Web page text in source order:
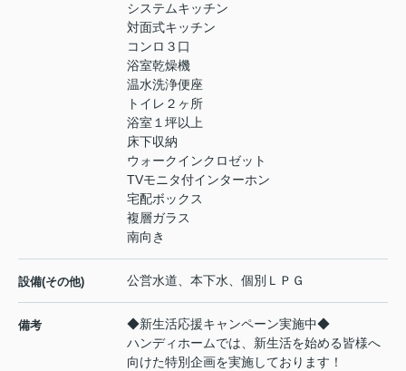
システムキッチン
対面式キッチン
コンロ３口
浴室乾燥機
温水洗浄便座
トイレ２ヶ所
浴室１坪以上
床下収納
ウォークインクロゼット
TVモニタ付インターホン
宅配ボックス
複層ガラス
南向き
設備(その他) 公営水道、本下水、個別ＬＰＧ
備考
◆新生活応援キャンペーン実施中◆
ハンディホームでは、新生活を始める皆様へ
向けた特別企画を実施しております！